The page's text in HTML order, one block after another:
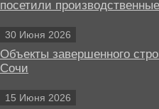
посетили
30 Июня 2026
Объекты завершенного
Сочи
15 Июня 2026